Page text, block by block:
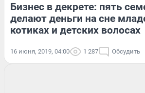
Бизнес в декрете: пять
делают деньги на сне
котиках и детских волосах
16 июня, 2019, 04:00 1 287 Обсудить